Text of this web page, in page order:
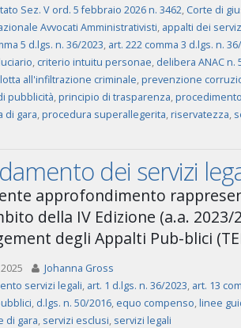
Sez. V ord. 5 febbraio 2026 n. 3462, Corte di
Avvocati Amministrativisti, appalti dei
5 d.lgs. n. 36/2023, art. 222 comma 3 d.lgs. n.
, criterio intuitu personae, delibera ANAC n.
lotta all'infiltrazione criminale,prevenzione
pubblicità,principio di trasparenza,
di gara,procedura superallegerita,riservatezza,
dei servizi
approfondimento
della IV Edizione (a.a.
degli Appalti Pub-blici
Johanna Gross
servizi legali, art. 1 d.lgs. n. 36/2023, art. 13
, d.lgs. n. 50/2016, equo compenso,linee
di gara, servizi esclusi, servizi legali